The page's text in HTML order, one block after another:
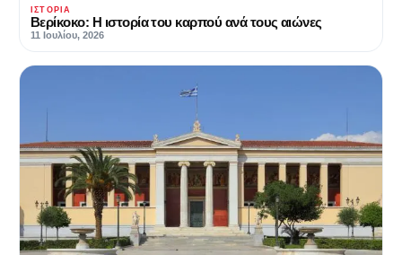
ΙΣΤΟΡΊΑ
Βερίκοκο: Η ιστορία του καρπού ανά τους αιώνες
11 Ιουλίου, 2026